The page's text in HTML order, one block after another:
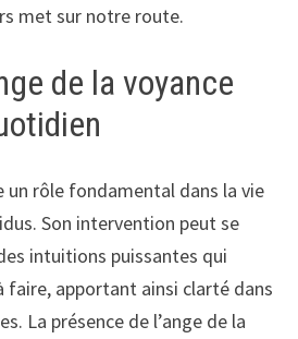
met sur notre route.
de la voyance
un rôle fondamental dans la vie
Son intervention peut se
intuitions puissantes qui
faire, apportant ainsi clarté dans
La présence de l’ange de la